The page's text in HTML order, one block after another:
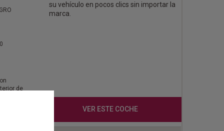
de
su vehículo en pocos clics sin importar la
marca.
VER ESTE COCHE